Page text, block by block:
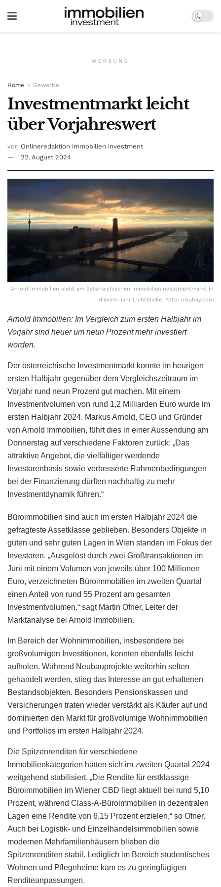
WERBUNG
Home Gewerbe
Investmentmarkt leicht
über Vorjahreswert
von Onlineredaktion immobilien investment
22. August 2024
Arnold Immobilien sieht am österreichischen Immobilieninvestmentmarkt in
diesem Jahr Lichtblicke. Foto: pixabay.com
Arnold Immobilien: Im Vergleich zum ersten Halbjahr im
Vorjahr sind heuer um neun Prozent mehr investiert
worden.
Der österreichische Investmentmarkt konnte im heurigen
ersten Halbjahr gegenüber dem Vergleichszeitraum im
Vorjahr rund neun Prozent gut machen. Mit einem
Investmentvolumen von rund 1,2 Milliarden Euro wurde im
ersten Halbjahr 2024. Markus Arnold, CEO und Gründer
von Arnold Immobilien, führt dies in einer Aussendung am
Donnerstag auf verschiedene Faktoren zurück: „Das
attraktive Angebot, die vielfältiger werdende
Investorenbasis sowie verbesserte Rahmenbedingungen
bei der Finanzierung dürften nachhaltig zu mehr
Investmentdynamik führen.“
Büroimmobilien sind auch im ersten Halbjahr 2024 die
gefragteste Assetklasse geblieben. Besonders Objekte in
guten und sehr guten Lagen in Wien standen im Fokus der
Investoren. „Ausgelöst durch zwei Großtransaktionen im
Juni mit einem Volumen von jeweils über 100 Millionen
Euro, verzeichneten Büroimmobilien im zweiten Quartal
einen Anteil von rund 55 Prozent am gesamten
Investmentvolumen,“ sagt Martin Ofner, Leiter der
Marktanalyse bei Arnold Immobilien.
Im Bereich der Wohnimmobilien, insbesondere bei
großvolumigen Investitionen, konnten ebenfalls leicht
aufholen. Während Neubauprojekte weiterhin selten
gehandelt werden, stieg das Interesse an gut erhaltenen
Bestandsobjekten. Besonders Pensionskassen und
Versicherungen traten wieder verstärkt als Käufer auf und
dominierten den Markt für großvolumige Wohnimmobilien
und Portfolios im ersten Halbjahr 2024.
Die Spitzenrenditen für verschiedene
Immobilienkategorien hätten sich im zweiten Quartal 2024
weitgehend stabilisiert. „Die Rendite für erstklassige
Büroimmobilien im Wiener CBD liegt aktuell bei rund 5,10
Prozent, während Class-A-Büroimmobilien in dezentralen
Lagen eine Rendite von 6,15 Prozent erzielen,“ so Ofner.
Auch bei Logistik- und Einzelhandelsimmobilien sowie
modernen Mehrfamilienhäusern blieben die
Spitzenrenditen stabil. Lediglich im Bereich studentisches
Wohnen und Pflegeheime kam es zu geringfügigen
Renditeanpassungen.